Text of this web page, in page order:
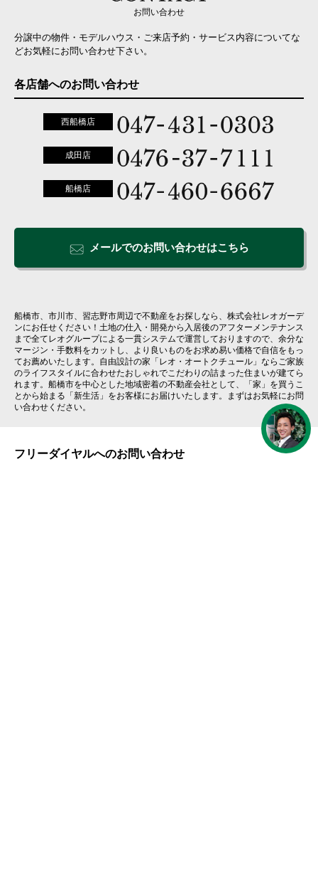
お問い合わせ
分譲中の物件・モデルハウス・ご来店予約・サービス内容についてな
どお気軽にお問い合わせ下さい。
各店舗へのお問い合わせ
西船橋店
成田店
船橋店
メールでのお問い合わせはこちら
船橋市、市川市、習志野市周辺で不動産をお探しなら、株式会社レオガーデ
ンにお任せください！土地の仕入・開発から入居後のアフターメンテナンス
まで全てレオグループによる一貫システムで運営しておりますので、余分な
マージン・手数料をカットし、より良いものをお求め易い価格で自信をもっ
てお薦めいたします。自由設計の家「レオ・オートクチュール」ならご家族
のライフスタイルに合わせたおしゃれでこだわりの詰まった住まいが建てら
れます。船橋市を中心とした地域密着の不動産会社として、「家」を買うこ
とから始まる「新生活」をお客様にお届けいたします。まずはお気軽にお問
い合わせください。
フリーダイヤルへのお問い合わせ